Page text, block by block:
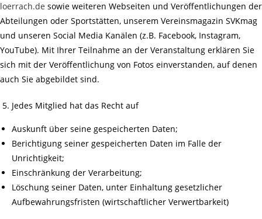
loerrach.de sowie weiteren Webseiten und Veröffentlichungen der
Abteilungen oder Sportstätten, unserem Vereinsmagazin SVKmag
und unseren Social Media Kanälen (z.B. Facebook, Instagram,
YouTube). Mit Ihrer Teilnahme an der Veranstaltung erklären Sie
sich mit der Veröffentlichung von Fotos einverstanden, auf denen
auch Sie abgebildet sind.
Jedes Mitglied hat das Recht auf
Auskunft über seine gespeicherten Daten;
Berichtigung seiner gespeicherten Daten im Falle der
Unrichtigkeit;
Einschränkung der Verarbeitung;
Löschung seiner Daten, unter Einhaltung gesetzlicher
Aufbewahrungsfristen (wirtschaftlicher Verwertbarkeit)